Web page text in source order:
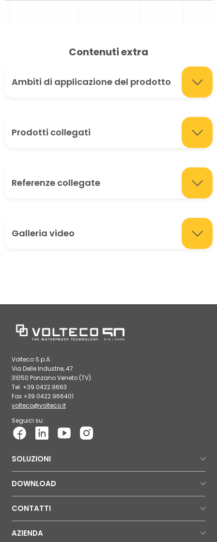
Contenuti extra
Ambiti di applicazione del prodotto
Prodotti collegati
Referenze collegate
Galleria video
Volteco S.p.A.
Via Delle Industrie, 47
31050 Ponzano Veneto (TV)
Tel. +39.0422.9663
Fax +39.0422.966401
volteco@volteco.it
Seguici su:
SOLUZIONI
DOWNLOAD
CONTATTI
AZIENDA